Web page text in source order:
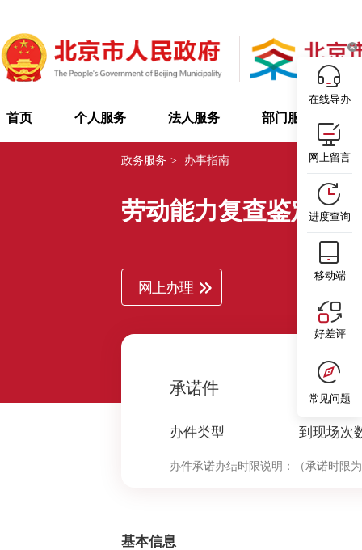
首页 个人服务 法人服务 部门服务
政务服务 > 办事指南
劳动能力复查鉴定申
网上办理
承诺件
办件类型
0
到现场次
办件承诺办结时限说明： （承诺时限
基本信息
在线导办
网上留言
进度查询
移动端
好差评
常见问题